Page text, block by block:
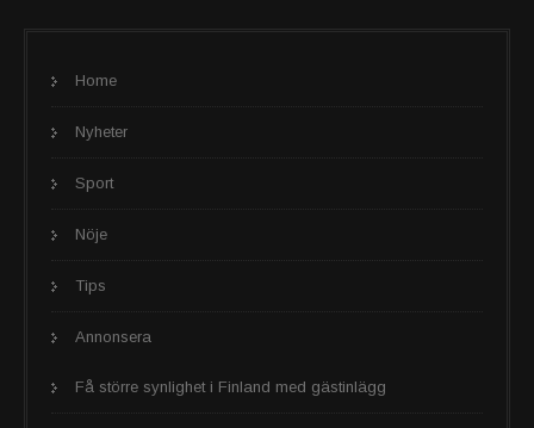
Home
Nyheter
Sport
Nöje
Tips
Annonsera
Få större synlighet i Finland med gästinlägg